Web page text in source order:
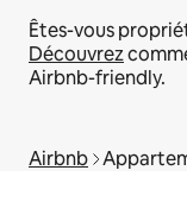
Êtes-vous
Découvrez
Airbnb-friendly.
Airbnb